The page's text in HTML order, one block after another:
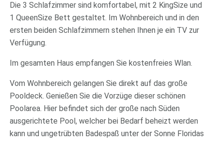
Die 3 Schlafzimmer sind komfortabel, mit 2 KingSize und
1 QueenSize Bett gestaltet. Im Wohnbereich und in den
ersten beiden Schlafzimmern stehen Ihnen je ein TV zur
Verfügung.
Im gesamten Haus empfangen Sie kostenfreies Wlan.
Vom Wohnbereich gelangen Sie direkt auf das große
Pooldeck. Genießen Sie die Vorzüge dieser schönen
Poolarea. Hier befindet sich der große nach Süden
ausgerichtete Pool, welcher bei Bedarf beheizt werden
kann und ungetrübten Badespaß unter der Sonne Floridas